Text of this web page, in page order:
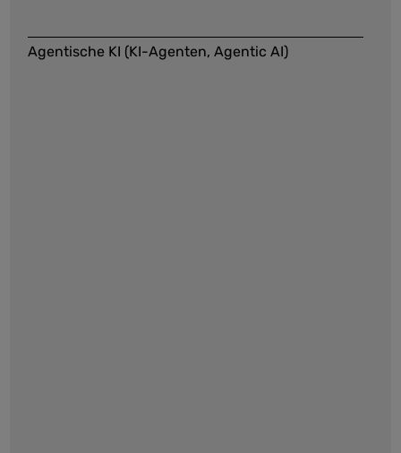
Agentische KI (KI-Agenten, Agentic AI)